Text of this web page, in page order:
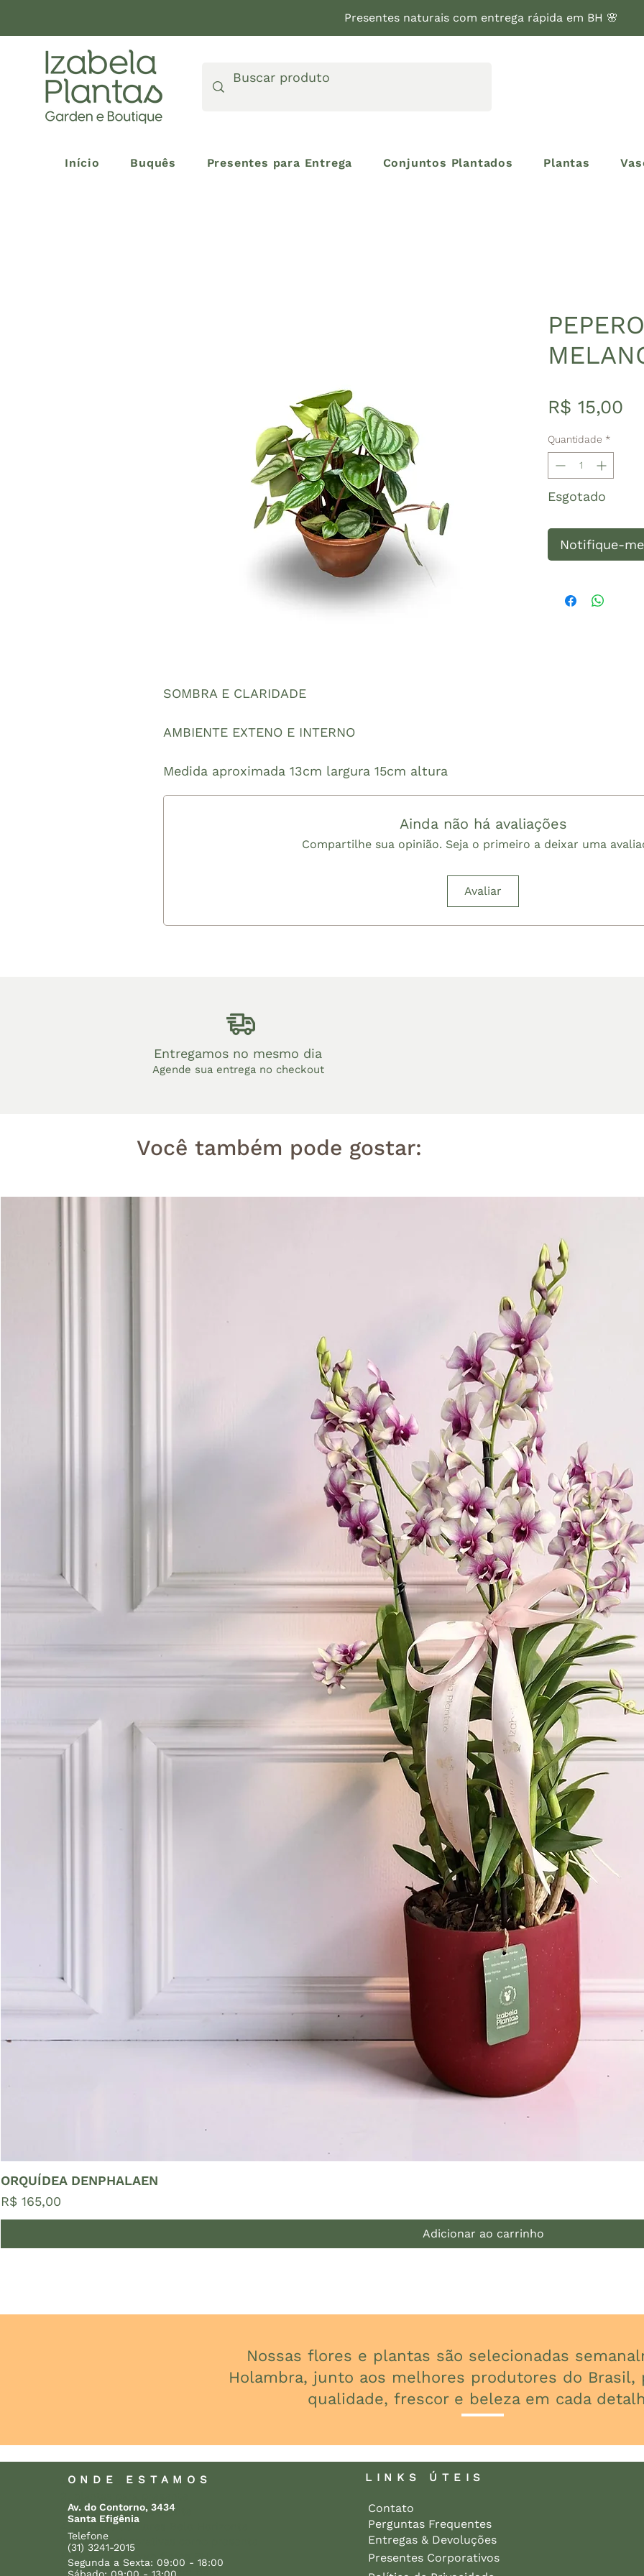
Presentes naturais com entrega rápida em BH 🌸
Início Buquês Presentes para Entrega Conjuntos Plantados Plantas
SOMBRA E CLARIDADE
AMBIENTE EXTENO E INTERNO
Medida aproximada 13cm largura 15cm altura
R$ 15,00
Quantidade *
Esgotado
Notifique-
Ainda não há avaliações
Compartilhe sua opinião. Seja o primeiro a deixar uma
Avaliar
Entregamos no mesmo dia
Agende sua entrega no checkout
Você também pode gostar:
ORQUÍDEA DENPHALAEN
Preço
R$ 165,00
Adicionar ao carrinho
Nossas flores e plantas são selecionadas
Holambra, junto aos melhores produtores do Brasil,
qualidade, frescor e beleza em cada
presentes com plantas
orquídeas de presente
arranjos de flores Belo Horizonte
plantas decorativas como presente
presentear com flores BH
entrega de plantas em Belo
ONDE ESTAMOS
Av. do Contorno, 3434
Santa Efigênia
Telefone
(31) 3241-2015
Segunda a Sexta: 09:00 - 18:00
LINKS ÚTEIS
Contato
Perguntas Frequentes
Entregas & Devoluções
Presentes Corporativos